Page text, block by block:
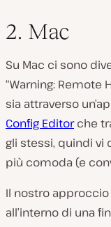
2. Mac
Su Mac ci sono
“Warning: Remote
sia attraverso
Config Editorche
gli stessi, quindi vi
più comoda (e
Il nostro
all’interno di una